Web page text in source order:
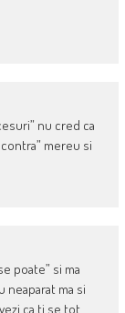
nu cred ca
mereu si
poate” si ma
neaparat ma si
ca ti se tot